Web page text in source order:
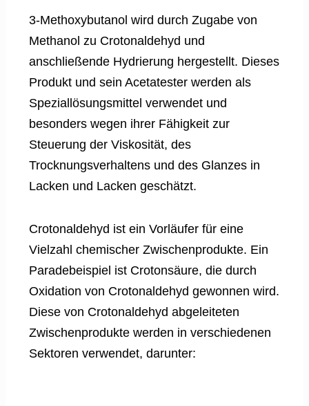
3-Methoxybutanol wird durch Zugabe von
Methanol zu Crotonaldehyd und
anschließende Hydrierung hergestellt. Dieses
Produkt und sein Acetatester werden als
Speziallösungsmittel verwendet und
besonders wegen ihrer Fähigkeit zur
Steuerung der Viskosität, des
Trocknungsverhaltens und des Glanzes in
Lacken und Lacken geschätzt.
Crotonaldehyd ist ein Vorläufer für eine
Vielzahl chemischer Zwischenprodukte. Ein
Paradebeispiel ist Crotonsäure, die durch
Oxidation von Crotonaldehyd gewonnen wird.
Diese von Crotonaldehyd abgeleiteten
Zwischenprodukte werden in verschiedenen
Sektoren verwendet, darunter: